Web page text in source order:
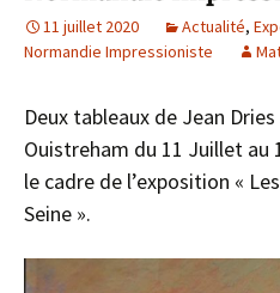
11 juillet 2020 Actualité,
Normandie Impressioniste
Deux tableaux de Jean
Ouistreham du 11 Juillet au
le cadre de l’exposition «
Seine ».